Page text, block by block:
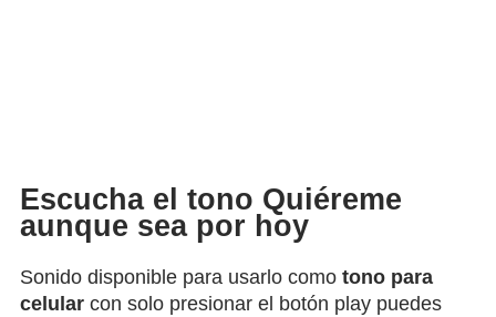
Escucha el tono Quiéreme
aunque sea por hoy
Sonido disponible para usarlo como tono para
celular con solo presionar el botón play puedes